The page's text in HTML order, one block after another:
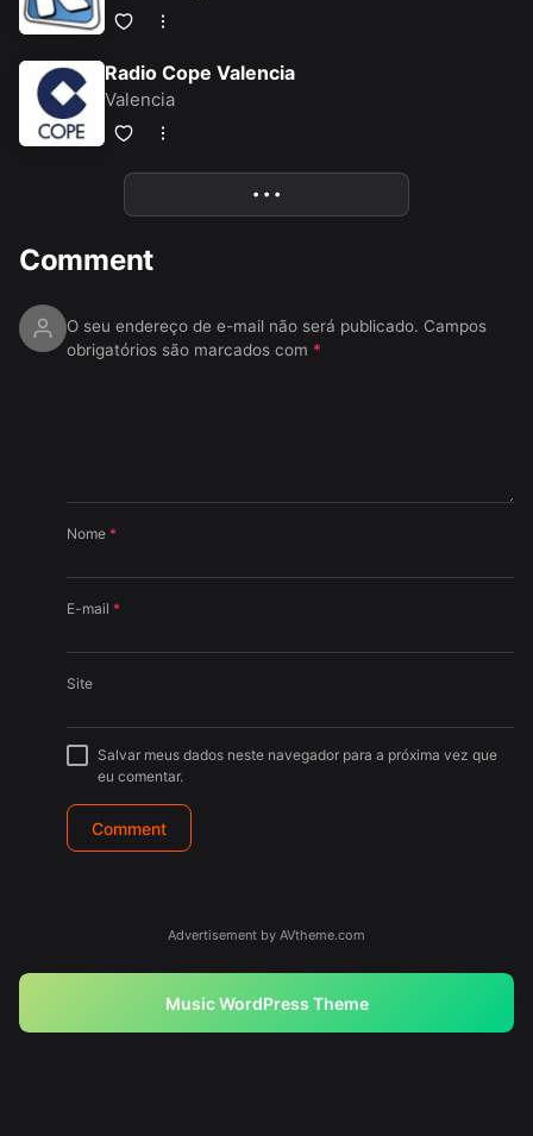
Radio Cope Valencia
Valencia
• • •More
Comment
O seu endereço de e-mail não será publicado. Campos
obrigatórios são marcados com *
Nome *
E-mail *
Site
Salvar meus dados neste navegador para a próxima vez que
eu comentar.
Advertisement by AVtheme.com
Music WordPress Theme